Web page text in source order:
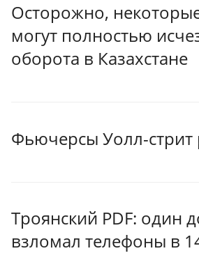
Осторожно,
могут полностью
оборота в Казахстане
Фьючерсы Уолл-стрит
Троянский PDF: один
взломал телефоны в